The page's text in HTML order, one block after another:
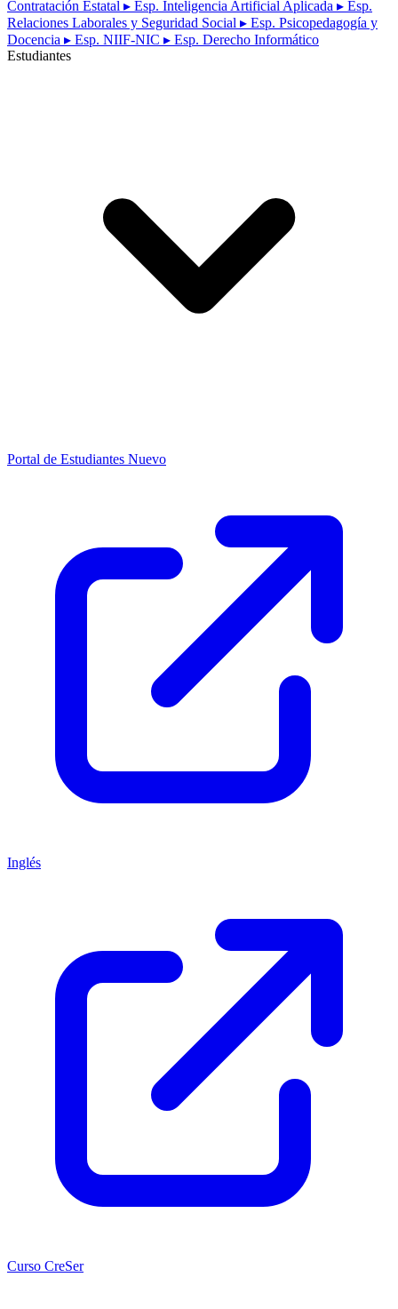
Contratación Estatal ▸ Esp. Inteligencia Artificial Aplicada ▸ Esp.
Relaciones Laborales y Seguridad Social ▸ Esp. Psicopedagogía y
Docencia ▸ Esp. NIIF-NIC ▸ Esp. Derecho Informático
Estudiantes
Portal de Estudiantes Nuevo
Inglés
Curso CreSer